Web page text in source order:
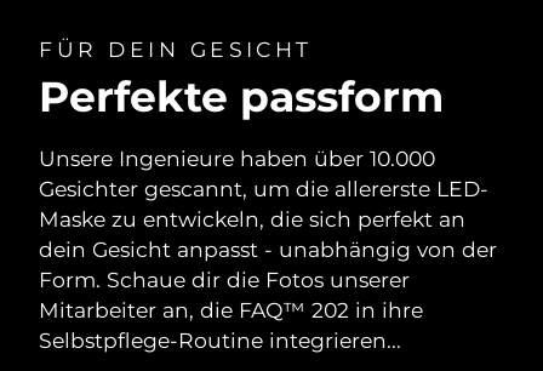
FÜR DEIN GESICHT
Perfekte passform
Unsere Ingenieure haben über 10.000
Gesichter gescannt, um die allererste LED-
Maske zu entwickeln, die sich perfekt an
dein Gesicht anpasst - unabhängig von der
Form. Schaue dir die Fotos unserer
Mitarbeiter an, die FAQ™ 202 in ihre
Selbstpflege-Routine integrieren...